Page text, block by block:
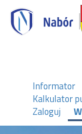
Informator
Kalkulator
Zaloguj